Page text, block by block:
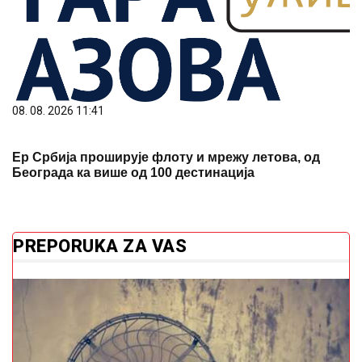
08. 08. 2026 11:41
Ер Србија проширује флоту и мрежу летова, од
Београда ка више од 100 дестинација
PREPORUKA ZA VAS